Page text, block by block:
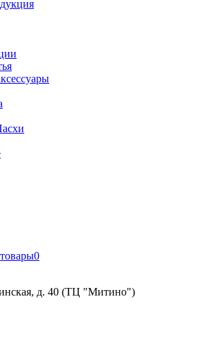
0
д. 40 (ТЦ "Митино")